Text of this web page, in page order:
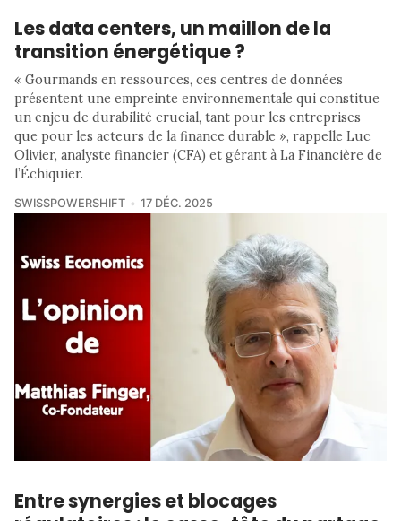
Les data centers, un maillon de la
transition énergétique ?
« Gourmands en ressources, ces centres de données
présentent une empreinte environnementale qui constitue
un enjeu de durabilité crucial, tant pour les entreprises
que pour les acteurs de la finance durable », rappelle Luc
Olivier, analyste financier (CFA) et gérant à La Financière de
l’Échiquier.
SWISSPOWERSHIFT 17 DÉC. 2025
Entre synergies et blocages